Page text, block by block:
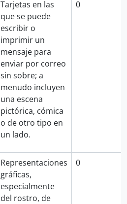
Tarjetas en las
que se puede
escribir o
imprimir un
mensaje para
enviar por correo
sin sobre; a
menudo incluyen
una escena
pictórica, cómica
o de otro tipo en
un lado.
0
Representaciones
gráficas,
especialmente
del rostro, de
0